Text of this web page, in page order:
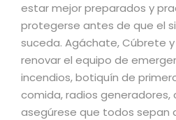
estar mejor preparados y
protegerse antes de que el
suceda. Agáchate, Cúbrete
renovar el equipo de
incendios, botiquín de
comida, radios generadores,
asegúrese que todos sepan